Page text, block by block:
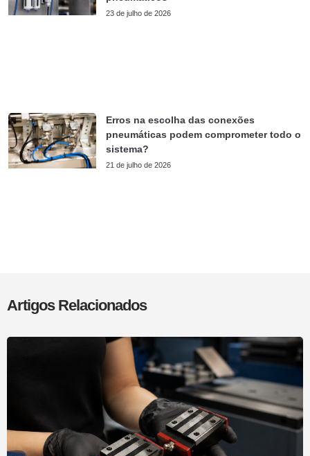
23 de julho de 2026
Erros na escolha das conexões
pneumáticas podem comprometer todo o
sistema?
21 de julho de 2026
Artigos Relacionados